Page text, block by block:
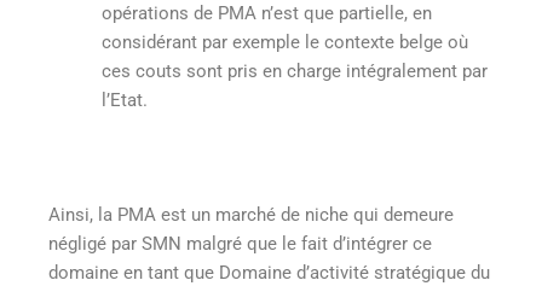
opérations de PMA n’est que partielle, en
considérant par exemple le contexte belge où
ces couts sont pris en charge intégralement par
l’Etat.
Ainsi, la PMA est un marché de niche qui demeure
négligé par SMN malgré que le fait d’intégrer ce
domaine en tant que Domaine d’activité stratégique du